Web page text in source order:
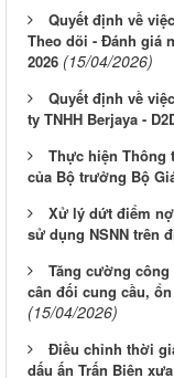
Quyết định về
Theo dõi - Đánh giá
2026 (15/04/2026)
Quyết định về
ty TNHH Berjaya -
Thực hiện Thông
của Bộ trưởng Bộ
Xử lý dứt điểm
sử dụng NSNN trên
Tăng cường
cân đối cung cầu,
(15/04/2026)
Điều chỉnh thời
dấu ấn Trấn Biên